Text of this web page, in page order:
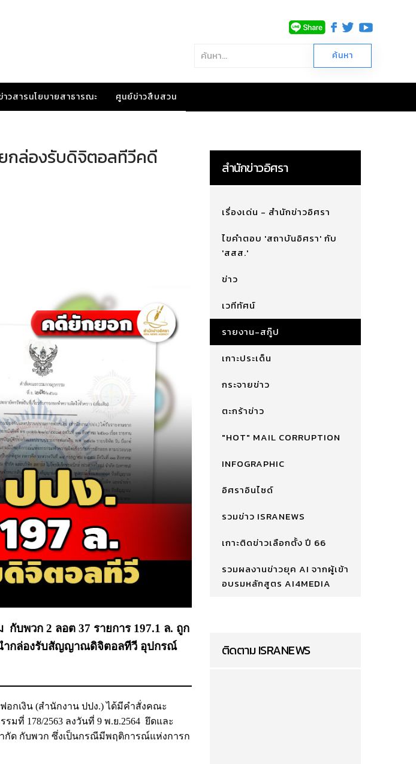
าวสารนโยบายสาธารณะ ศูนย์ข่าวสืบสวน
กล่องรับดิจิตอลทีวีคดี
บพวก 2 ลอต 37 รายการ 197.1 ล. ถูก
ำกล่องรับสัญญาณดิจิตอลทีวี อุปกรณ์
อกเงิน (สำนักงาน ปปง.) ได้มีคำสั่งคณะ
มที่ 178/2563 ลงวันที่ 9 พ.ย.2564 ยึดและ
กัด กับพวก ซึ่งเป็นกรณีมีพฤติการณ์แห่งการก
สำนักข่าวอิศรา
เรื่องเด่น - สำนักข่าวอิศรา
ไขคำตอบ 'สถาบันอิศรา' กับ
'สสส.'
ข่าว
เวทีทัศน์
รายงาน-สกู๊ป
เกาะประเด็น
กระจายข่าว
ตะกร้าข่าว
"HOT" MAIL CORRUPTION
INFOGRAPHIC
อิศราอินไซด์
รวมข่าว ISRANEWS
เกาะติดข่าวเลือกตั้ง ปี 66
รวมผลงานข่าวยุค AI จากผู้เข้า
อบรมหลักสูตร AI4MEDIA
ติดตาม ISRANEWS